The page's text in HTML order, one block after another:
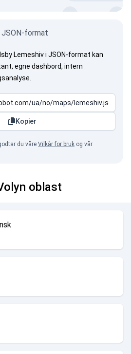
format
Lemeshiv i JSON-format kan
egne dashbord, intern
Kopier
du våre Vilkår for bruk og vår
oblast